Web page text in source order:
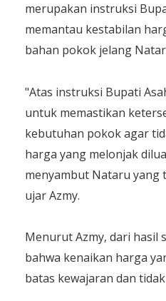
merupakan instruksi
memantau kestabilan
bahan pokok jelang
"Atas instruksi Bupati
untuk memastikan
kebutuhan pokok agar
harga yang melonjak
menyambut Nataru yang
ujar Azmy.
Menurut Azmy, dari hasil
bahwa kenaikan harga
batas kewajaran dan